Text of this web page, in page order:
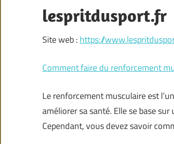
lespritdusport.fr
Site web : https://
Comment faire du renforcement
Le renforcement musculaire est
améliorer sa santé. Elle se base
Cependant, vous devez savoir